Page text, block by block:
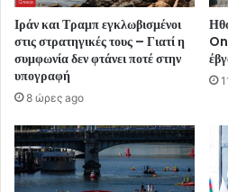
Ιράν και Τραμπ εγκλωβισμένοι
στις στρατηγικές τους – Γιατί η
συμφωνία δεν φτάνει ποτέ στην
υπογραφή
8 ώρες ago